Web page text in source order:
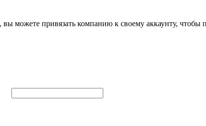
вы можете привязать компанию к своему аккаунту, чтобы